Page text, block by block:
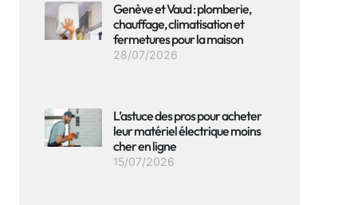
Genève et Vaud : plomberie,
chauffage, climatisation et
fermetures pour la maison
28/07/2026
L’astuce des pros pour acheter
leur matériel électrique moins
cher en ligne
15/07/2026